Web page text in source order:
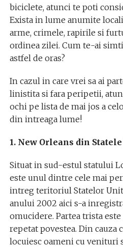
biciclete, atunci te poti
Exista in lume anumite
arme, crimele, rapirile si
ordinea zilei. Cum te-ai
astfel de oras?
In cazul in care vrei sa ai
linistita si fara peripetii,
ochi pe lista de mai jos a
din intreaga lume!
1. New Orleans din
Situat in sud-estul statului
este unul dintre cele mai
intreg teritoriul Statelor
anului 2002 aici s-a
omucidere. Partea trista
repetat povestea. Din cauza
locuiesc oameni cu venituri